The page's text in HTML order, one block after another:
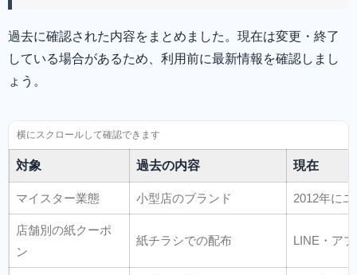
過去に確認された内容をまとめました。現在は変更・終了
している場合があるため、利用前に最新情報を確認しまし
ょう。
対象 過去の内容 現在
マイスター業態 小型店のブランド 2012年に
店舗別の紙クーポ
ン
紙チラシでの配布 LINE・ア